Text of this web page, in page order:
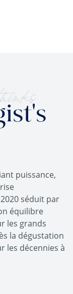
puissance,
séduit par
équilibre
les grands
la dégustation
les décennies à